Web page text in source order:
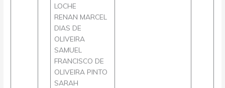
LOCHE
RENAN MARCEL
DIAS DE
OLIVEIRA
SAMUEL
FRANCISCO DE
OLIVEIRA PINTO
SARAH